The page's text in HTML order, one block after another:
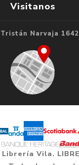
Visitanos
Narvaja 1642
Vila.